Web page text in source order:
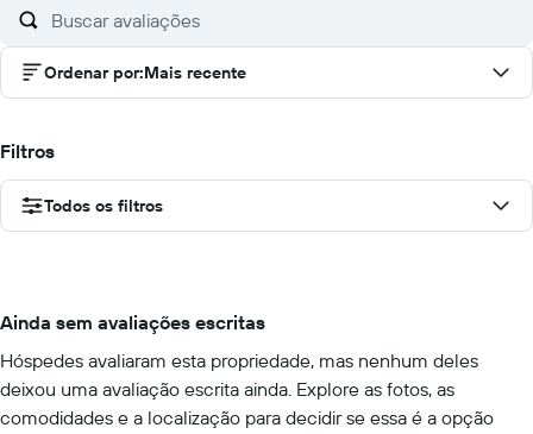
Ordenar por:Mais recente
Filtros
Todos os filtros
Ainda sem avaliações escritas
Hóspedes avaliaram esta propriedade, mas nenhum deles
deixou uma avaliação escrita ainda. Explore as fotos, as
comodidades e a localização para decidir se essa é a opção